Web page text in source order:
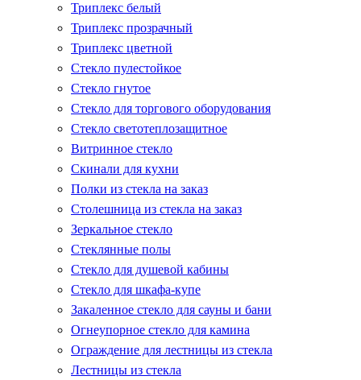
Триплекс белый
Триплекс прозрачный
Триплекс цветной
Стекло пулестойкое
Стекло гнутое
Стекло для торгового оборудования
Стекло светотеплозащитное
Витринное стекло
Скинали для кухни
Полки из стекла на заказ
Столешница из стекла на заказ
Зеркальное стекло
Стеклянные полы
Стекло для душевой кабины
Стекло для шкафа-купе
Закаленное стекло для сауны и бани
Огнеупорное стекло для камина
Ограждение для лестницы из стекла
Лестницы из стекла